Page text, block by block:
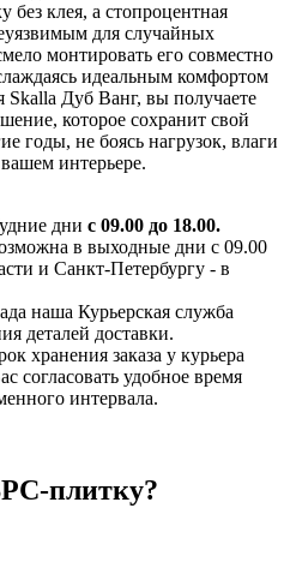
без клея, а стопроцентная
для случайных
монтировать его совместно
идеальным комфортом
Дуб Ванг, вы получаете
которое сохранит свой
годы, не боясь нагрузок, влаги
интерьере.
дни с 09.00 до 18.00.
в выходные дни с 09.00
и Санкт-Петербургу - в
наша Курьерская служба
деталей доставки.
хранения заказа у курьера
согласовать удобное время
интервала.
плитку?